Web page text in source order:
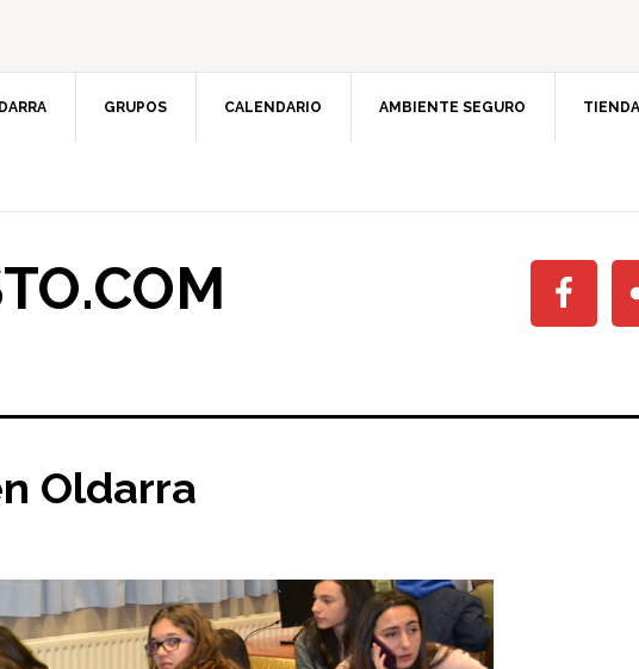
GRUPOS CALENDARIO AMBIENTE SEGURO TIENDA
Oldarra